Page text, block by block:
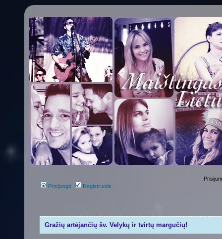
Prisijungti Registruotis
Gražių artėjančių šv. Velykų ir tvirtų margučių!